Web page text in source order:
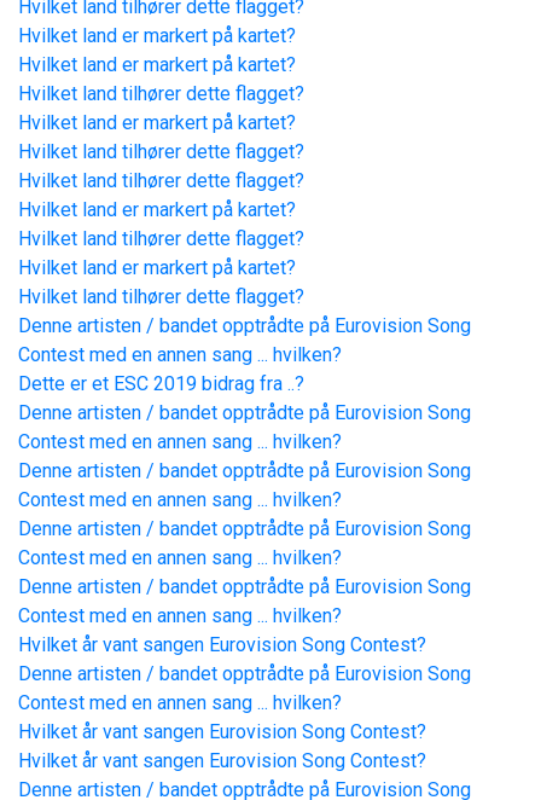
Hvilket land tilhører dette flagget?
Hvilket land er markert på kartet?
Hvilket land er markert på kartet?
Hvilket land tilhører dette flagget?
Hvilket land er markert på kartet?
Hvilket land tilhører dette flagget?
Hvilket land tilhører dette flagget?
Hvilket land er markert på kartet?
Hvilket land tilhører dette flagget?
Hvilket land er markert på kartet?
Hvilket land tilhører dette flagget?
Denne artisten / bandet opptrådte på Eurovision Song
Contest med en annen sang ... hvilken?
Dette er et ESC 2019 bidrag fra ..?
Denne artisten / bandet opptrådte på Eurovision Song
Contest med en annen sang ... hvilken?
Denne artisten / bandet opptrådte på Eurovision Song
Contest med en annen sang ... hvilken?
Denne artisten / bandet opptrådte på Eurovision Song
Contest med en annen sang ... hvilken?
Denne artisten / bandet opptrådte på Eurovision Song
Contest med en annen sang ... hvilken?
Hvilket år vant sangen Eurovision Song Contest?
Denne artisten / bandet opptrådte på Eurovision Song
Contest med en annen sang ... hvilken?
Hvilket år vant sangen Eurovision Song Contest?
Hvilket år vant sangen Eurovision Song Contest?
Denne artisten / bandet opptrådte på Eurovision Song